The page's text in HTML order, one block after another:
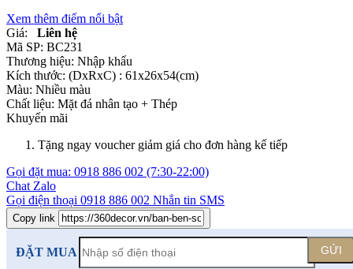
Xem thêm điểm nổi bật
Giá:
Liên hệ
Mã SP: BC231
Thương hiệu: Nhập khẩu
Kích thước: (DxRxC) : 61x26x54(cm)
Màu: Nhiều màu
Chất liệu: Mặt đá nhân tạo + Thép
Khuyến mãi
Tặng ngay voucher giảm giá cho đơn hàng kế tiếp
Gọi đặt mua: 0918 886 002 (7:30-22:00)
Chat Zalo
Gọi điện thoại 0918 886 002 Nhắn tin SMS
Copy link
ĐẶT MUA GỬI